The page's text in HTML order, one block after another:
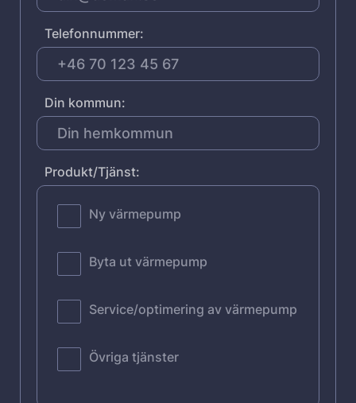
Telefonnummer:
Din kommun:
Produkt/Tjänst:
Ny värmepump
Byta ut värmepump
Service/optimering av värmepump
Övriga tjänster